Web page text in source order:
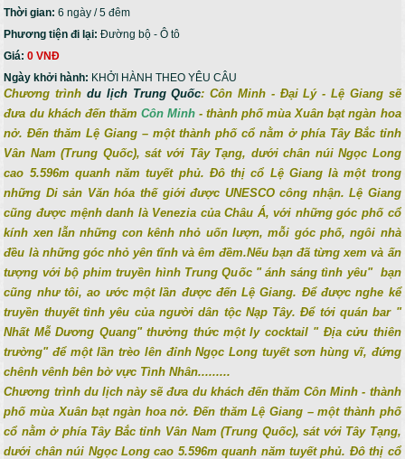
Thời gian:6 ngày / 5 đêm
Phương tiện đi lại:Đường bộ - Ô tô
Giá:0 VNĐ
Ngày khởi hành: KHỞI HÀNH THEO YÊU CÂU
Chương trìnhdu lịch Trung Quốc: Côn Minh - Đại Lý - Lệ Giang sẽ
đưa du khách đến thăm Côn Minh- thành phố mùa Xuân bạt ngàn hoa
nở. Đến thăm Lệ Giang – một thành phố cổ nằm ở phía Tây Bắc tỉnh
Vân Nam (Trung Quốc), sát với Tây Tạng, dưới chân núi Ngọc Long
cao 5.596m quanh năm tuyết phủ. Đô thị cổ Lệ Giang là một trong
những Di sản Văn hóa thế giới được UNESCO công nhận. Lệ Giang
cũng được mệnh danh là Venezia của Châu Á, với những góc phố cổ
kính xen lẫn những con kênh nhỏ uốn lượn, mỗi góc phố, ngôi nhà
đều là những góc nhỏ yên tĩnh và êm đềm.Nếu bạn đã từng xem và ấn
tượng với bộ phim truyền hình Trung Quốc " ánh sáng tình yêu" bạn
cũng như tôi, ao ước một lần được đến Lệ Giang. Để được nghe kể
truyền thuyết tình yêu của người dân tộc Nạp Tây. Để tới quán bar "
Nhất Mễ Dương Quang" thưởng thức một ly cocktail " Địa cửu thiên
trường" để một lần trèo lên đỉnh Ngọc Long tuyết sơn hùng vĩ, đứng
chênh vênh bên bờ vực Tình Nhân.........
Chương trình du lịch này sẽ đưa du khách đến thăm Côn Minh - thành
phố mùa Xuân bạt ngàn hoa nở. Đến thăm Lệ Giang – một thành phố
cổ nằm ở phía Tây Bắc tỉnh Vân Nam (Trung Quốc), sát với Tây Tạng,
dưới chân núi Ngọc Long cao 5.596m quanh năm tuyết phủ. Đô thị cổ